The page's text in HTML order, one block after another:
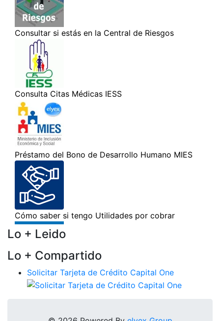
Lo + Leido
Lo + Compartido
Solicitar Tarjeta de Crédito Capital One